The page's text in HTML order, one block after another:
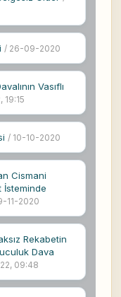
/ 26-09-2020
Vasıflı
19:15
/ 10-10-2020
Cismani
İsteminde
11-2020
Rekabetin
Dava
09:48